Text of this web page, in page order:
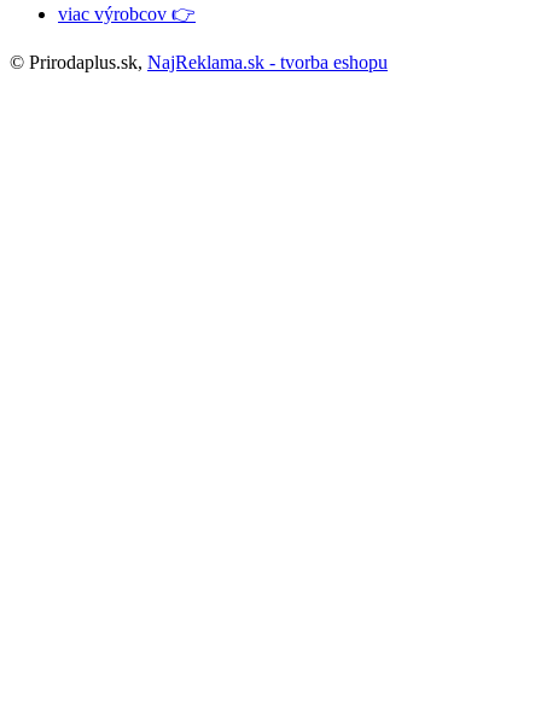
viac výrobcov 👉
© Prirodaplus.sk, NajReklama.sk - tvorba eshopu